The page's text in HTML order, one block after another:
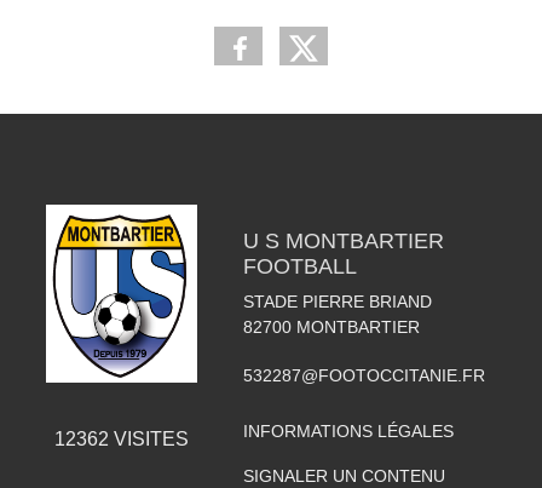
12362 VISITES
U S MONTBARTIER
FOOTBALL
STADE PIERRE BRIAND
82700 MONTBARTIER
532287@FOOTOCCITANIE.FR
INFORMATIONS LÉGALES
SIGNALER UN CONTENU